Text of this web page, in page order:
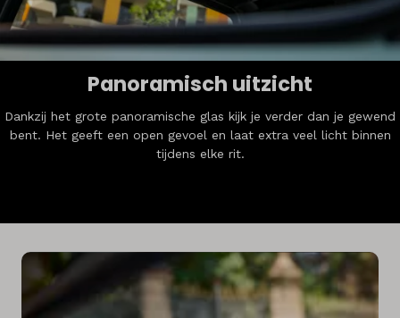
Panoramisch uitzicht
Dankzij het grote panoramische glas kijk je verder dan je gewend
bent. Het geeft een open gevoel en laat extra veel licht binnen
tijdens elke rit.